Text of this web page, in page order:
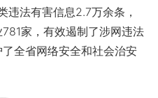
法有害信息2.7万余条，
家，有效遏制了涉网违法
全省网络安全和社会治安